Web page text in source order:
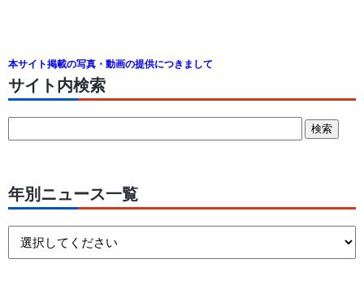
本サイト掲載の写真・動画の提供につきまして
サイト内検索
年別ニュース一覧